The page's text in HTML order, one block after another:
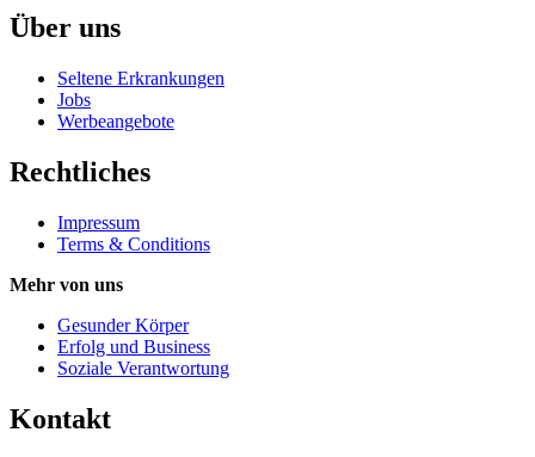
Über uns
Seltene Erkrankungen
Jobs
Werbeangebote
Rechtliches
Impressum
Terms & Conditions
Mehr von uns
Gesunder Körper
Erfolg und Business
Soziale Verantwortung
Kontakt